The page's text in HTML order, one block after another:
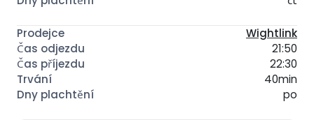
Wightlink
21:50
22:30
40min
po